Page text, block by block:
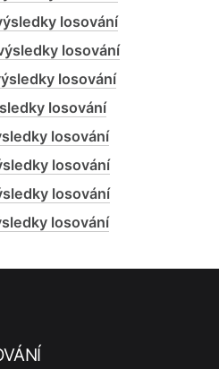
losování
losování
losování
losování
losování
losování
losování
losování